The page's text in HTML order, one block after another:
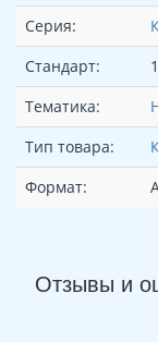
Серия:
Стандарт:
1
Тематика:
Тип товара:
Формат:
Отзывы и